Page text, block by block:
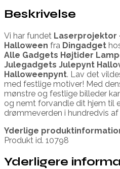
Beskrivelse
Vi har fundet Laserprojektor
Halloween fra Dingadget
Alle Gadgets Højtider
Julegadgets Julepynt
Halloweenpynt. Lav det
med festlige motiver! Med
mønstre og festlige billeder
og nemt forvandle dit hjem til
drømmeverden i hundredvis af
Yderlige
Produkt id. 10798
Yderligere